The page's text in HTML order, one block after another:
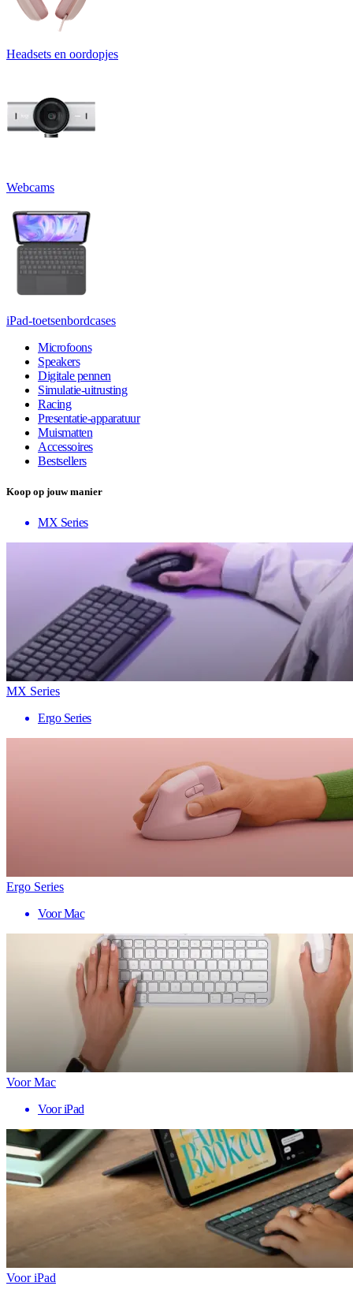
Headsets en oordopjes
Webcams
iPad-toetsenbordcases
Microfoons
Speakers
Digitale pennen
Simulatie-uitrusting
Racing
Presentatie-apparatuur
Muismatten
Accessoires
Bestsellers
Koop op jouw manier
MX Series
MX Series
Ergo Series
Ergo Series
Voor Mac
Voor Mac
Voor iPad
Voor iPad